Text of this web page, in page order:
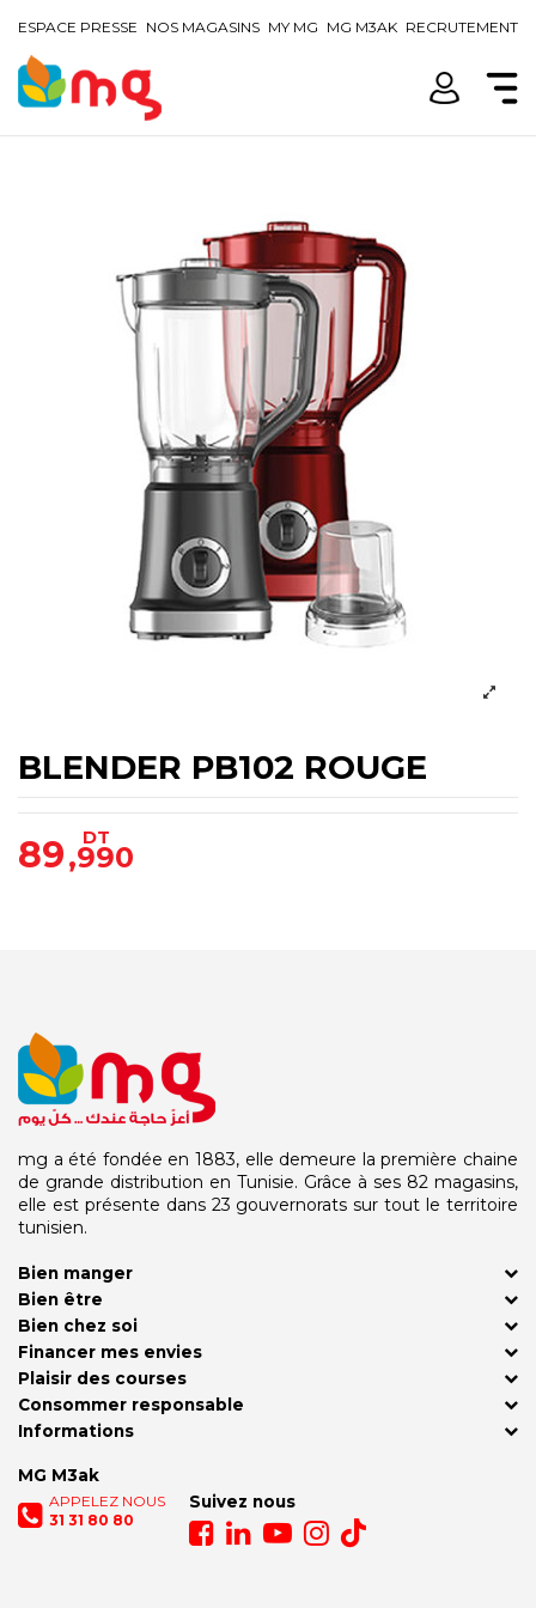
ESPACE PRESSE NOS MAGASINS MY MG MG M3AK RECRUTEMENT
BLENDER PB102 ROUGE
89,990
DT
mg a été fondée en 1883, elle demeure la première chaine
de grande distribution en Tunisie. Grâce à ses 82 magasins,
elle est présente dans 23 gouvernorats sur tout le territoire
tunisien.
Bien manger
Bien être
Bien chez soi
Financer mes envies
Plaisir des courses
MG M3ak
APPELEZ NOUS
31 31 80 80
Suivez nous
Consommer responsable
Informations